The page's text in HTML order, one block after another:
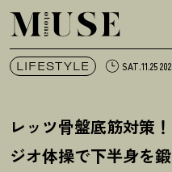
オトナミューズ ウ
LIFESTYLE SAT.11.25
レッツ骨盤底筋対策 ！
ジオ体操で下半身を